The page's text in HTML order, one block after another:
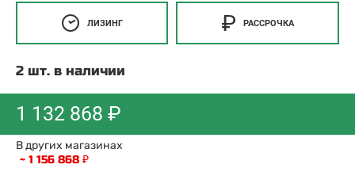
ЛИЗИНГ РАССРОЧКА
2 шт. в наличии
1 132 868 ₽
В других магазинах
~ 1 156 868 ₽